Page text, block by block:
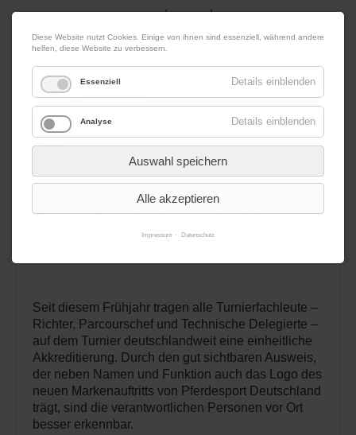
10. August 2026 Impressum|Kontakt|Datenschutz
Werbung
Menü
von Redaktion
Turnierfachleute sind jetzt
besser zu erkennen
Seit diesem Frühjahr tragen alle Turnierfachleute –
Richter, Parcourschef und Technische Delegierte –
auf dem Turnier deutschlandweit eine einheitliche
Akkreditierung. Durch den gut sichtbaren Ausweis,
der neben Namen und Funktion auch das Logo des
neuen Markenauftritts von Pferdesport Deutschland
trägt, sind die verantwortlichen Personen vor Ort
besser erkennbar.
Diese Website nutzt Cookies. Einige von ihnen sind essenziell, während andere
helfen, diese Website zu verbessern.
Essenziell Details einblenden
Analyse Details einblenden
Auswahl speichern
Alle akzeptieren
Impressum Datenschutz